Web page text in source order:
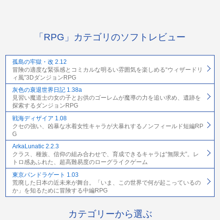
「RPG」カテゴリのソフトレビュー
孤島の牢獄・改 2.12
冒険の適度な緊張感とコミカルな明るい雰囲気を楽しめる“ウィザードリ
ィ風”3DダンジョンRPG
灰色の衰退世界日記 1.38a
見習い魔道士の女の子とお供のゴーレムが魔導の力を追い求め、遺跡を
探索するダンジョンRPG
戦海ディザイア 1.08
クセの強い、凶暴な水着女性キャラが大暴れするノンフィールド短編RP
G
ArkaLunatic 2.2.3
クラス、種族、信仰の組み合わせで、育成できるキャラは“無限大”。レ
トロ感あふれた、超高難易度のローグライクゲーム
東京パンドラゲート 1.03
荒廃した日本の近未来が舞台。「いま、この世界で何が起こっているの
か」を知るために冒険する中編RPG
カテゴリーから選ぶ